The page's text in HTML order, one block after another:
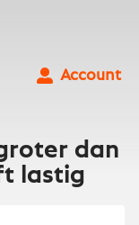
Account
dan
lastig